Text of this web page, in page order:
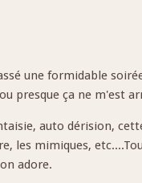
une formidable
presque ça ne m'est
auto dérision,
les mimiques,
adore.